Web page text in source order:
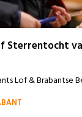
Sterrentocht
Lof & Brabantse